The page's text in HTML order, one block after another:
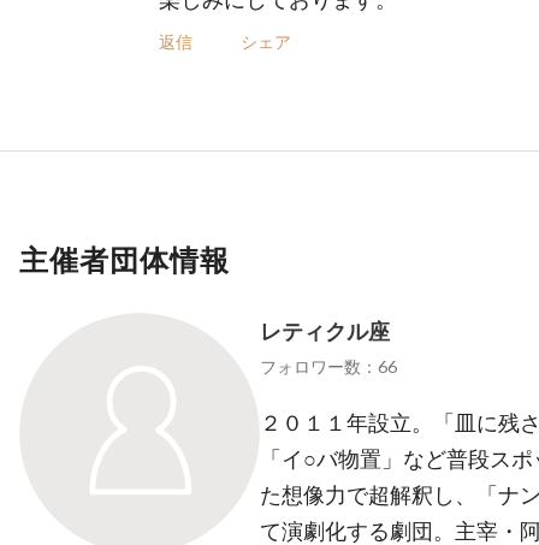
返信 シェア
主催者団体情報
レティクル座
フォロワー数：66
２０１１年設立。「皿に残
「イ○バ物置」など普段ス
た想像力で超解釈し、「ナ
て演劇化する劇団。主宰・